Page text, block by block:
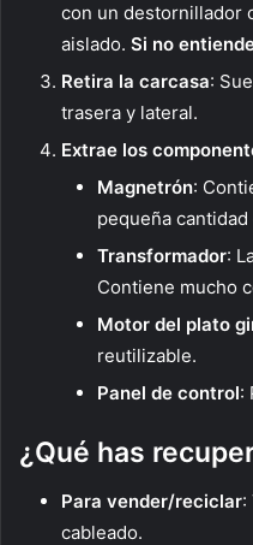
con un destornillador
aislado. Si no
Retira la carcasa:
trasera y lateral.
Extrae los
Magnetrón:
pequeña
Transformador:
Contiene mucho
Motor del plato
reutilizable.
Panel de control:
¿Qué has
Para vender/reciclar:
cableado.